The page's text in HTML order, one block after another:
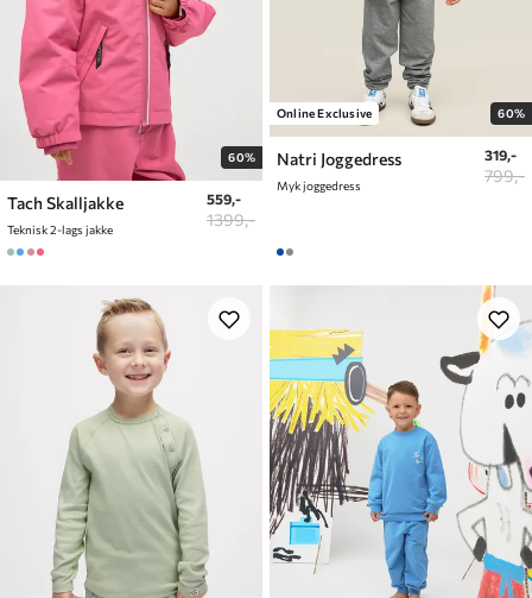
60%
Tach Skalljakke
Teknisk 2-lags jakke
559,-
1399,-
Online Exclusive 60%
Natri Joggedress
Myk joggedress
319,-
799,-